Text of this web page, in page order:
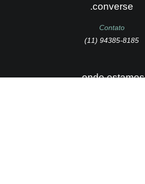
.converse
Contato
(11) 94385-8185
.onde estamos